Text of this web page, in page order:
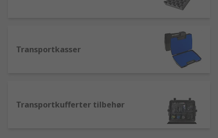
Transportkasser
Transportkufferter tilbehør